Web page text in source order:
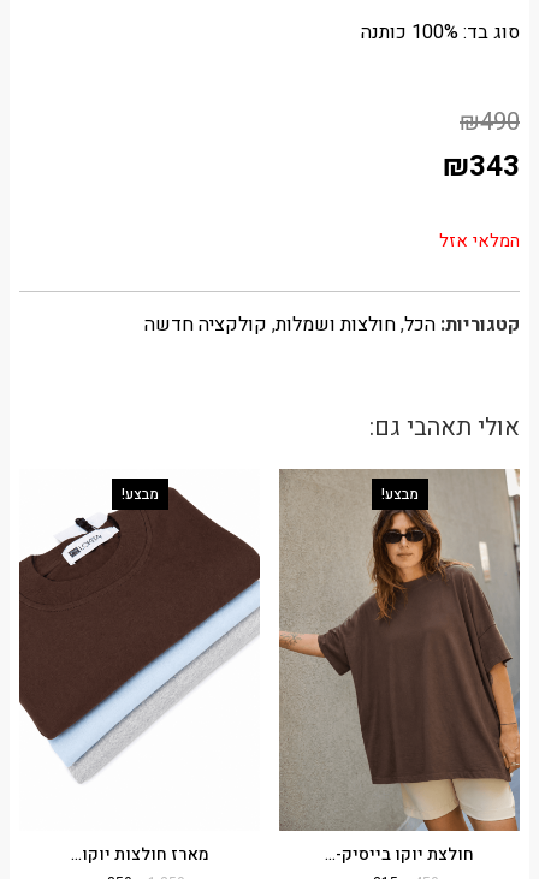
סוג בד: 100% כותנה
₪490
₪343
המלאי אזל
קטגוריות: הכל,חולצות ושמלות, קולקציה חדשה
אולי תאהבי גם:
מבצע!
חולצת יוקו בייסיק-...
מבצע!
מארז חולצות יוקו...